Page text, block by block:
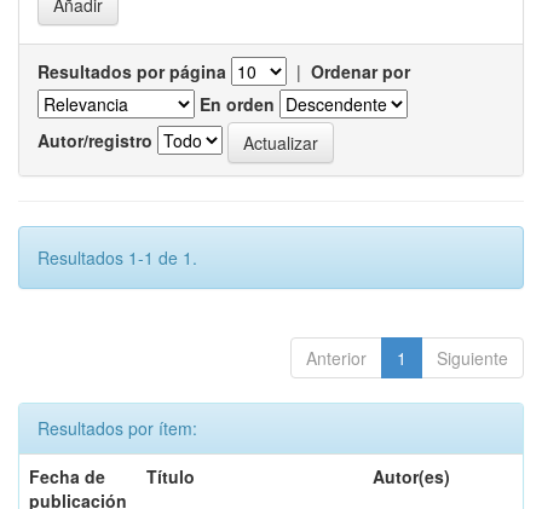
Resultados por página | Ordenar por
En orden
Autor/registro
Resultados 1-1 de 1.
Anterior 1 Siguiente
Resultados por ítem:
Fecha de
publicación
Título Autor(es)